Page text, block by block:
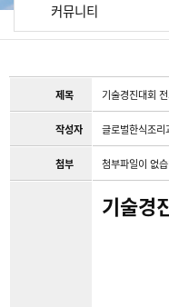
커뮤니티
제목 기술경진대회
작성자 글로벌한식조리
첨부 첨부파일이 없
기술경